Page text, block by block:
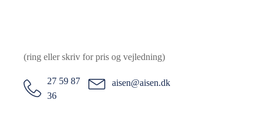
(ring eller skriv for pris og vejledning)
27 59 87
36
aisen@aisen.dk